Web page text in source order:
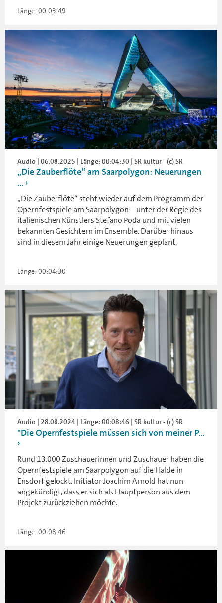
Länge: 00:03:49
Audio | 06.08.2025 | Länge: 00:04:30 | SR kultur - (c) SR
„Die Zauberflöte“ am Saarpolygon: Neuerungen
...
„Die Zauberflöte“ steht wieder auf dem Programm der
Opernfestspiele am Saarpolygon – unter der Regie des
italienischen Künstlers Stefano Poda und mit vielen
bekannten Gesichtern im Ensemble. Darüber hinaus
sind in diesem Jahr einige Neuerungen geplant.
Länge: 00:04:30
Audio | 28.08.2024 | Länge: 00:08:46 | SR kultur - (c) SR
"Die Opernfestspiele müssen sich von meiner P...
Rund 13.000 Zuschauerinnen und Zuschauer haben die
Opernfestspiele am Saarpolygon auf die Halde in
Ensdorf gelockt. Initiator Joachim Arnold hat nun
angekündigt, dass er sich als Hauptperson aus dem
Projekt zurückziehen möchte.
Länge: 00:08:46